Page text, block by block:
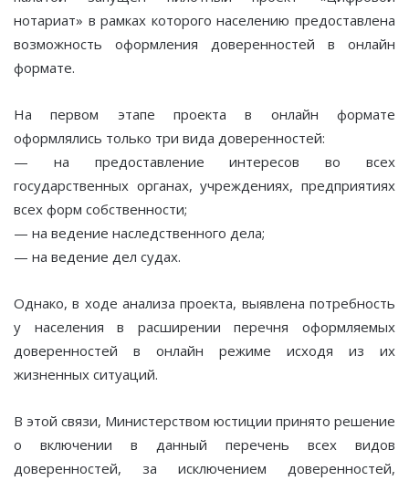
нотариат» в рамках которого населению предоставлена
возможность оформления доверенностей в онлайн
формате.
На первом этапе проекта в онлайн формате
оформлялись только три вида доверенностей:
— на предоставление интересов во всех
государственных органах, учреждениях, предприятиях
всех форм собственности;
— на ведение наследственного дела;
— на ведение дел судах.
Однако, в ходе анализа проекта, выявлена потребность
у населения в расширении перечня оформляемых
доверенностей в онлайн режиме исходя из их
жизненных ситуаций.
В этой связи, Министерством юстиции принято решение
о включении в данный перечень всех видов
доверенностей, за исключением доверенностей,